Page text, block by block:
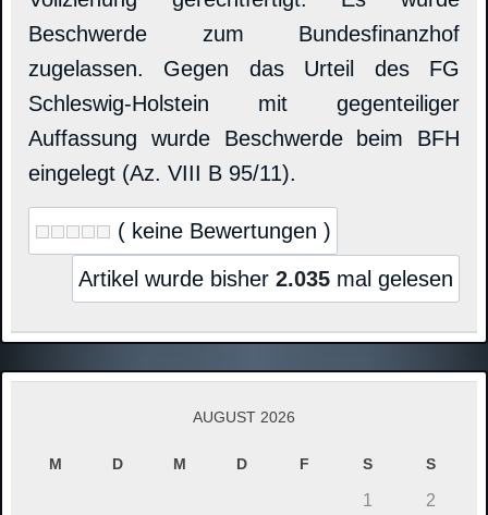
Beschwerde zum Bundesfinanzhof
zugelassen. Gegen das Urteil des FG
Schleswig-Holstein mit gegenteiliger
Auffassung wurde Beschwerde beim BFH
eingelegt (Az. VIII B 95/11).
( keine Bewertungen )
Artikel wurde bisher 2.035 mal gelesen
AUGUST 2026
M D M D F S S
1
2